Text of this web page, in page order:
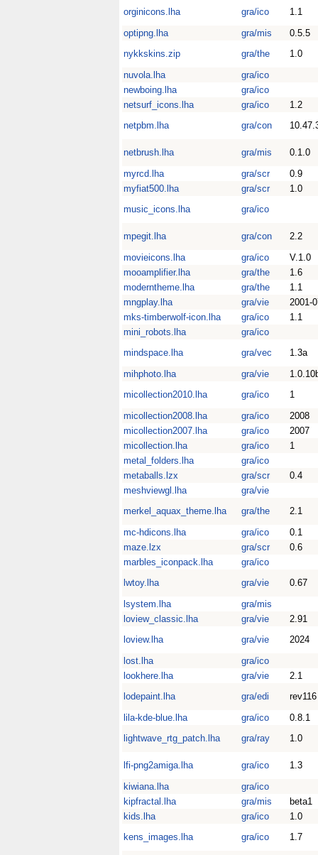
orginicons.lha
gra/ico
1.1
optipng.lha
gra/mis
0.5.5
nykkskins.zip
gra/the
1.0
nuvola.lha
gra/ico
newboing.lha
gra/ico
netsurf_icons.lha
gra/ico
1.2
netpbm.lha
gra/con
netbrush.lha gra/mis
0.1.0
myrcd.lha
gra/scr
0.9
myfiat500.lha
gra/scr
1.0
music_icons.lha
gra/ico
mpegit.lha gra/con
2.2
movieicons.lha
gra/ico
V.1.0
mooamplifier.lha
gra/the
1.6
moderntheme.lha
gra/the
1.1
mngplay.lha
gra/vie
2001-
mks-timberwolf-icon.lha
gra/ico
1.1
mini_robots.lha
gra/ico
mindspace.lha
gra/vec
1.3a
mihphoto.lha
gra/vie
micollection2010.lha
gra/ico
1
micollection2008.lha
gra/ico
2008
micollection2007.lha
gra/ico
2007
micollection.lha
gra/ico
1
metal_folders.lha
gra/ico
metaballs.lzx
gra/scr
0.4
meshviewgl.lha
gra/vie
merkel_aquax_theme.lha
gra/the
2.1
mc-hdicons.lha
gra/ico
0.1
maze.lzx
gra/scr
0.6
marbles_iconpack.lha
gra/ico
lwtoy.lha
gra/vie
0.67
lsystem.lha
gra/mis
loview_classic.lha
gra/vie
2.91
loview.lha
gra/vie
2024
lost.lha
gra/ico
lookhere.lha
gra/vie
2.1
lodepaint.lha
gra/edi
rev116
lila-kde-blue.lha
gra/ico
0.8.1
lightwave_rtg_patch.lha
gra/ray 1.0
lfi-png2amiga.lha gra/ico
1.3
kiwiana.lha
gra/ico
kipfractal.lha
gra/mis
beta1
kids.lha
gra/ico
1.0
kens_images.lha
gra/ico 1.7